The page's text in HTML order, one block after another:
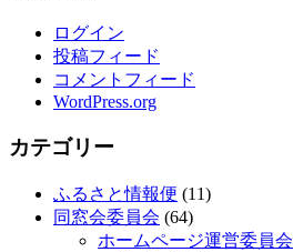
ログイン
投稿フィード
コメントフィード
WordPress.org
カテゴリー
ふるさと情報便 (11)
同窓会委員会 (64)
ホームページ運営委員会